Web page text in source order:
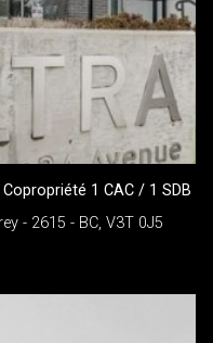
Copropriété 1 CAC / 1 SDB
- 2615 - BC, V3T 0J5